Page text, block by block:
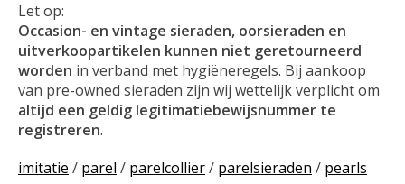
Let op:
Occasion- en vintage sieraden, oorsieraden en
uitverkoopartikelen kunnen niet geretourneerd
worden in verband met hygiëneregels. Bij aankoop
van pre-owned sieraden zijn wij wettelijk verplicht om
altijd een geldig legitimatiebewijsnummer te
registreren.
imitatie / parel / parelcollier/ parelsieraden / pearls